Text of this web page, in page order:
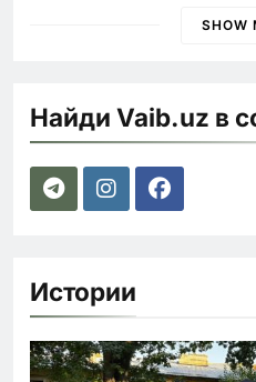
SHOW
Найди Vaib.uz в
Истории